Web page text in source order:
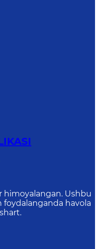
himoyalangan. Ushbu
foydalanganda havola